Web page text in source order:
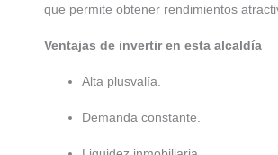
que permite obtener rendimientos
Ventajas de invertir en esta alcaldía
Alta plusvalía.
Demanda constante.